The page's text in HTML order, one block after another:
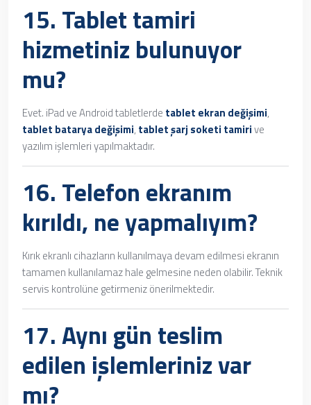
15. Tablet tamiri
hizmetiniz bulunuyor
mu?
Evet. iPad ve Android tabletlerde tablet ekran değişimi,
tablet batarya değişimi, tablet şarj soketi tamirive
yazılım işlemleri yapılmaktadır.
16. Telefon ekranım
kırıldı, ne yapmalıyım?
Kırık ekranlı cihazların kullanılmaya devam edilmesi ekranın
tamamen kullanılamaz hale gelmesine neden olabilir. Teknik
servis kontrolüne getirmeniz önerilmektedir.
17. Aynı gün teslim
edilen işlemleriniz var
mı?